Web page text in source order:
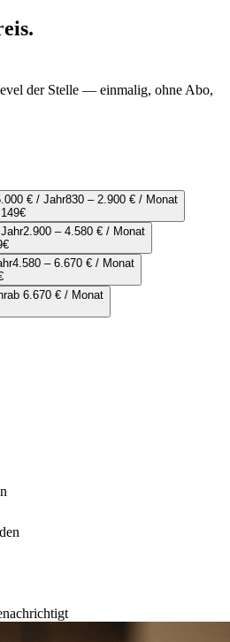
der Stelle — einmalig, ohne Abo,
€ / Jahr830 – 2.900 € / Monat
149€
2.900 – 4.580 € / Monat
€
4.580 – 6.670 € / Monat
ab 6.670 € / Monat